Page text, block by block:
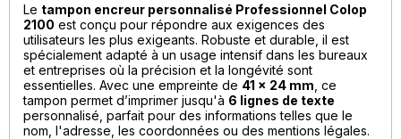
Le tampon encreur personnalisé Professionnel Colop
2100 est conçu pour répondre aux exigences des
utilisateurs les plus exigeants. Robuste et durable, il est
spécialement adapté à un usage intensif dans les bureaux
et entreprises où la précision et la longévité sont
essentielles. Avec une empreinte de 41 x 24 mm , ce
tampon permet d’imprimer jusqu'à 6 lignes de texte
personnalisé, parfait pour des informations telles que le
nom, l'adresse, les coordonnées ou des mentions légales.